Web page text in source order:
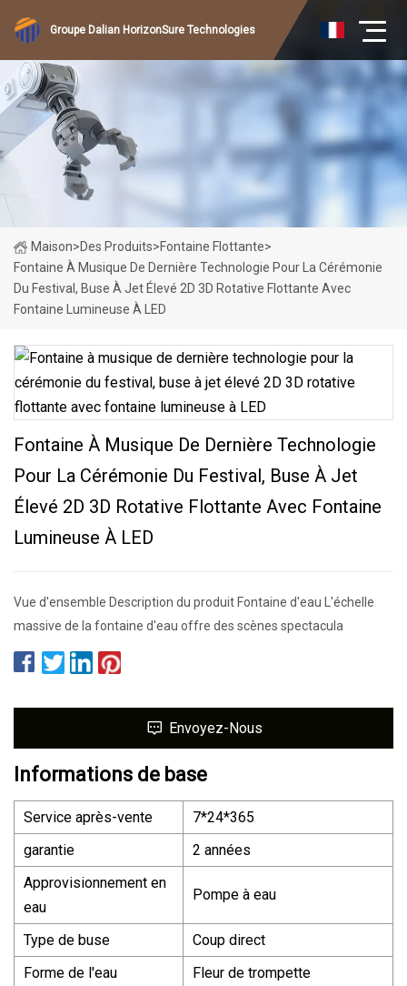
Groupe Dalian HorizonSure Technologies
Maison>Des Produits>Fontaine Flottante>
Fontaine À Musique De Dernière Technologie Pour La Cérémonie
Du Festival, Buse À Jet Élevé 2D 3D Rotative Flottante Avec
Fontaine Lumineuse À LED
Fontaine À Musique De Dernière Technologie
Pour La Cérémonie Du Festival, Buse À Jet
Élevé 2D 3D Rotative Flottante Avec Fontaine
Lumineuse À LED
Vue d'ensemble Description du produit Fontaine d'eau L'échelle
massive de la fontaine d'eau offre des scènes spectacula
Envoyez-Nous
Informations de base
Service après-vente
7*24*365
garantie
2 années
Approvisionnement en
eau
Pompe à eau
Type de buse
Coup direct
Forme de l'eau
Fleur de trompette